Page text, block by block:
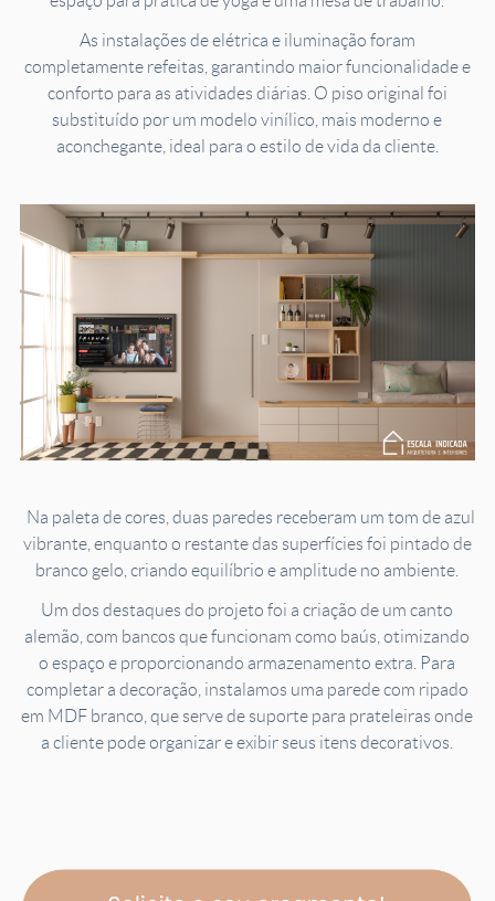
As instalações de elétrica e iluminação foram
completamente refeitas, garantindo maior funcionalidade e
conforto para as atividades diárias. O piso original foi
substituído por um modelo vinílico, mais moderno e
aconchegante, ideal para o estilo de vida da cliente.
Na paleta de cores, duas paredes receberam um tom de azul
vibrante, enquanto o restante das superfícies foi pintado de
branco gelo, criando equilíbrio e amplitude no ambiente.
Um dos destaques do projeto foi a criação de um canto
alemão, com bancos que funcionam como baús, otimizando
o espaço e proporcionando armazenamento extra. Para
completar a decoração, instalamos uma parede com ripado
em MDF branco, que serve de suporte para prateleiras onde
a cliente pode organizar e exibir seus itens decorativos.